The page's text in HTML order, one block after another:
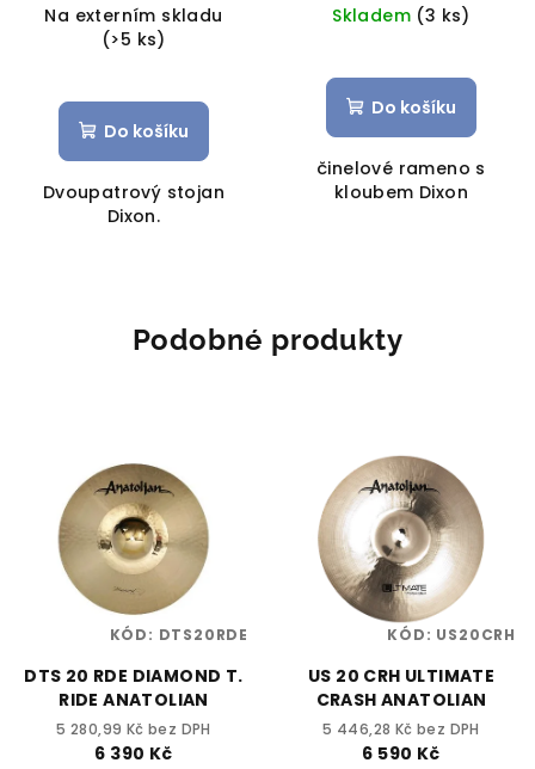
Na externím skladu
(>5 ks)
Do košíku
Dvoupatrový stojan
Dixon.
Skladem (3 ks)
Do košíku
činelové rameno s
kloubem Dixon
Podobné produkty
DTS 20 RDE DIAMOND T.
RIDE ANATOLIAN
5 280,99 Kč bez DPH
6 390 Kč
KÓD: DTS20RDE
US 20 CRH ULTIMATE
CRASH ANATOLIAN
5 446,28 Kč bez DPH
6 590 Kč
KÓD: US20CRH